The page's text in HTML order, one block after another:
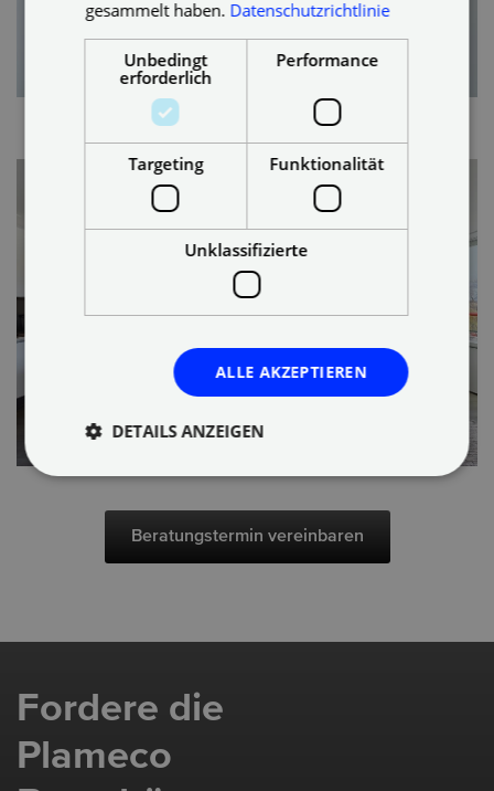
Beratungstermin vereinbaren
Fordere die
Plameco
gesammelt haben. Datenschutzrichtlinie
Unbedingt
erforderlich
Performance
Targeting Funktionalität
Unklassifizierte
ALLE AKZEPTIEREN
DETAILS ANZEIGEN